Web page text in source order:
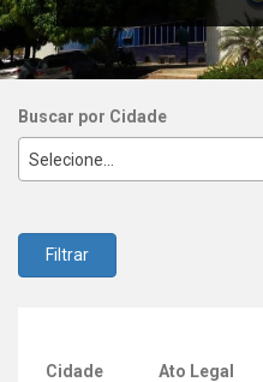
Buscar por Cidade
Selecione...
Filtrar
Cidade Ato Legal